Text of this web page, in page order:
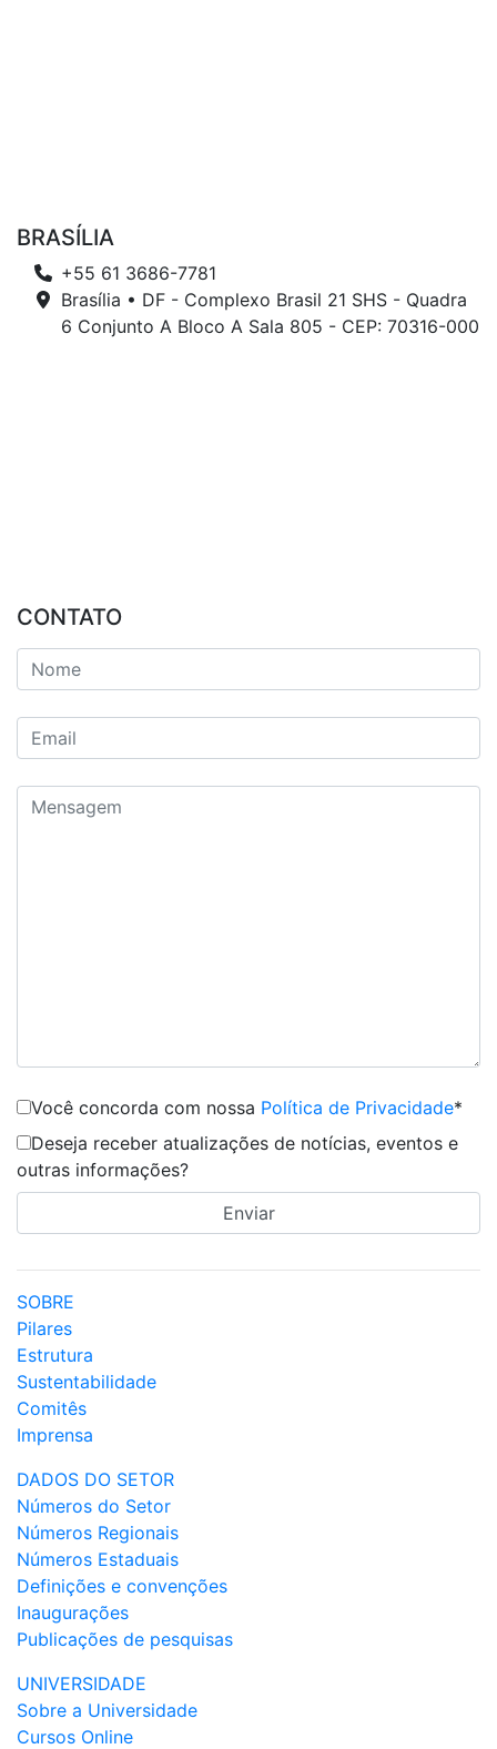
BRASÍLIA
+55 61 3686-7781
Brasília • DF - Complexo Brasil 21 SHS - Quadra
6 Conjunto A Bloco A Sala 805 - CEP: 70316-000
CONTATO
Você concorda com nossa Política de Privacidade*
Deseja receber atualizações de notícias, eventos e
outras informações?
SOBRE
Pilares
Estrutura
Sustentabilidade
Comitês
Imprensa
DADOS DO SETOR
Números do Setor
Números Regionais
Números Estaduais
Definições e convenções
Inaugurações
Publicações de pesquisas
UNIVERSIDADE
Sobre a Universidade
Cursos Online